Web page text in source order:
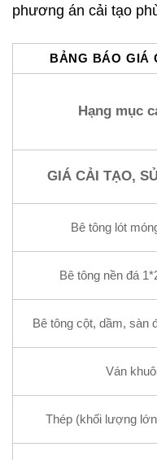
phương án cải tạo
BẢNG BÁO GIÁ
Hạng mục
GIÁ CẢI TẠO,
Bê tông lót
Bê tông nền đá
Bê tông cột, dầm, sàn
Ván
Thép (khối lượng